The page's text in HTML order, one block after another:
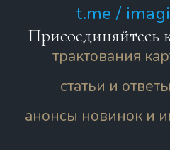
t.me /
Присоединяйтесь
трактования
статьи и
анонсы новинок и